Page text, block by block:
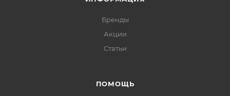
Бренды
Акции
Статьи
ПОМОЩЬ